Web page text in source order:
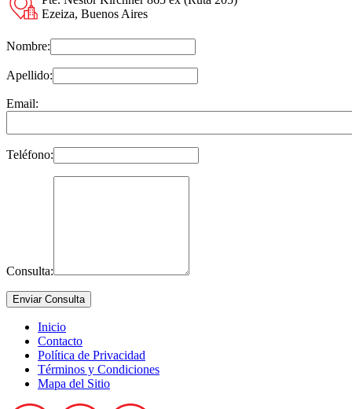
Ezeiza, Buenos Aires
Nombre:
Apellido:
Email:
Teléfono:
Consulta:
Inicio
Contacto
Política de Privacidad
Términos y Condiciones
Mapa del Sitio